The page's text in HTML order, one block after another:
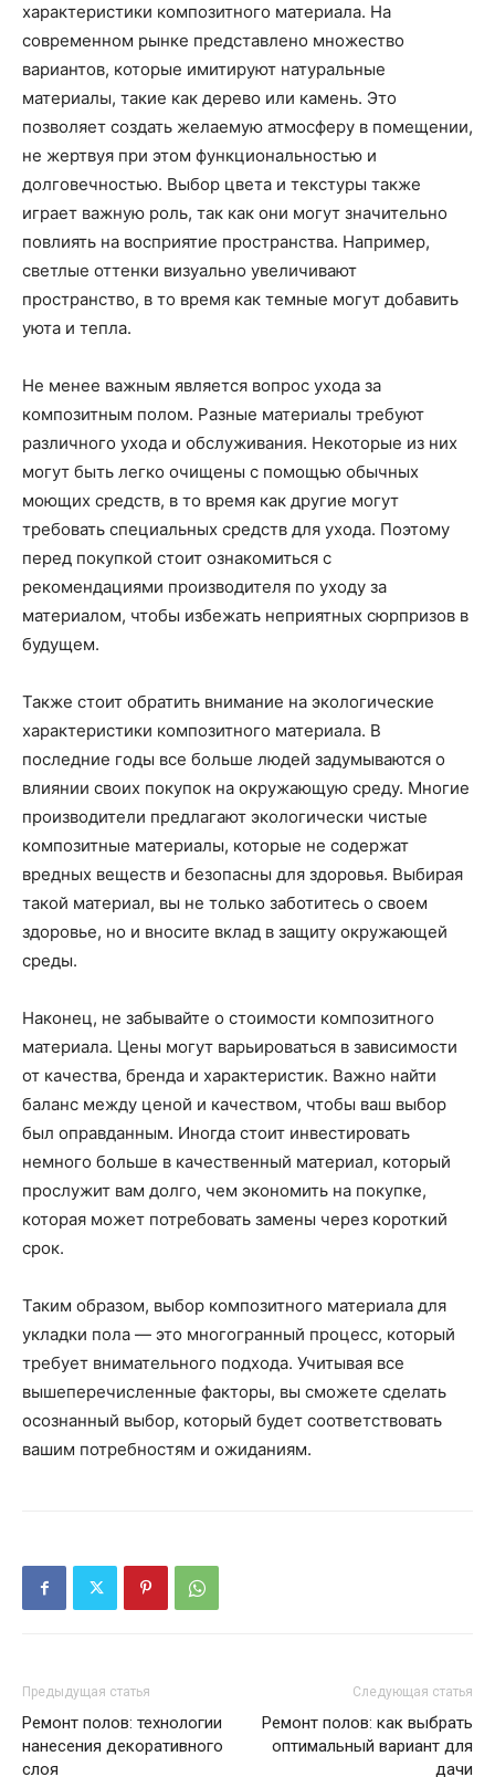
характеристики композитного материала. На
современном рынке представлено множество
вариантов, которые имитируют натуральные
материалы, такие как дерево или камень. Это
позволяет создать желаемую атмосферу в помещении,
не жертвуя при этом функциональностью и
долговечностью. Выбор цвета и текстуры также
играет важную роль, так как они могут значительно
повлиять на восприятие пространства. Например,
светлые оттенки визуально увеличивают
пространство, в то время как темные могут добавить
уюта и тепла.
Не менее важным является вопрос ухода за
композитным полом. Разные материалы требуют
различного ухода и обслуживания. Некоторые из них
могут быть легко очищены с помощью обычных
моющих средств, в то время как другие могут
требовать специальных средств для ухода. Поэтому
перед покупкой стоит ознакомиться с
рекомендациями производителя по уходу за
материалом, чтобы избежать неприятных сюрпризов в
будущем.
Также стоит обратить внимание на экологические
характеристики композитного материала. В
последние годы все больше людей задумываются о
влиянии своих покупок на окружающую среду. Многие
производители предлагают экологически чистые
композитные материалы, которые не содержат
вредных веществ и безопасны для здоровья. Выбирая
такой материал, вы не только заботитесь о своем
здоровье, но и вносите вклад в защиту окружающей
среды.
Наконец, не забывайте о стоимости композитного
материала. Цены могут варьироваться в зависимости
от качества, бренда и характеристик. Важно найти
баланс между ценой и качеством, чтобы ваш выбор
был оправданным. Иногда стоит инвестировать
немного больше в качественный материал, который
прослужит вам долго, чем экономить на покупке,
которая может потребовать замены через короткий
срок.
Таким образом, выбор композитного материала для
укладки пола — это многогранный процесс, который
требует внимательного подхода. Учитывая все
вышеперечисленные факторы, вы сможете сделать
осознанный выбор, который будет соответствовать
вашим потребностям и ожиданиям.
Предыдущая статья
Ремонт полов: технологии
нанесения декоративного
слоя
Следующая статья
Ремонт полов: как выбрать
оптимальный вариант для
дачи